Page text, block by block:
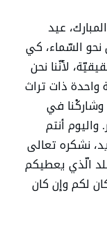
عيد
نحو السّماء، كي
لأنّنا نحن
واحدة ذات تراث
وشاركْنا في
أنتم
نشكره تعالى
الّذي يعطيكم
لكم وإن كان